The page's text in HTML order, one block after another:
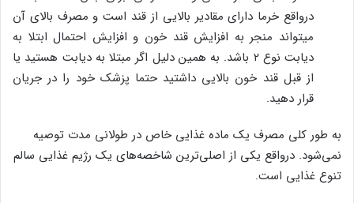
درواقع خرما دارای مقادیر بالایی از قند است و مصرف بالای آن
میتواند منجر به افزایش قند خون و افزایش احتمال ابتلا به
دیابت نوع ۲ باشد. به همین دلیل اگر مبتلا به دیابت هستید یا
از قبل قند خون بالایی داشتید حتما پزشک خود را در جریان
قرار دهید.
به طور کلی مصرف یک ماده غذایی خاص در طولانی مدت توصیه
نمی‌شود. درواقع یکی از اصلی‌ترین شاخصه‌های یک رژیم غذایی سالم
تنوع غذایی است.